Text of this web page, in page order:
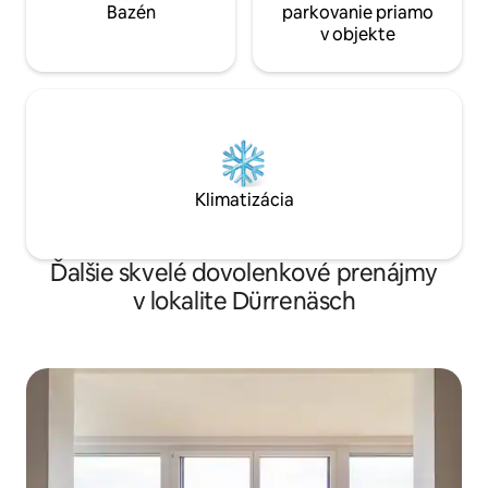
Bazén
parkovanie priamo
v objekte
Klimatizácia
Ďalšie skvelé dovolenkové prenájmy
v lokalite Dürrenäsch